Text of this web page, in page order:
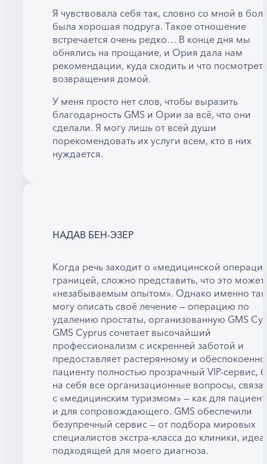
Я чувствовала себя так, словно со мной в
была хорошая подруга. Такое отношение
встречается очень редко… В конце дня мы
обнялись на прощание, и Ория дала нам
рекомендации, куда сходить и что
возвращения домой.
У меня просто нет слов, чтобы выразить
благодарность GMS и Ории за всё, что они
сделали. Я могу лишь от всей души
порекомендовать их услуги всем, кто в них
нуждается.
НАДАВ БЕН-ЭЗЕР
Когда речь заходит о «медицинской
границей, сложно представить, что это может
«незабываемым опытом». Однако именно
могу описать своё лечение — операцию по
удалению простаты, организованную GMS
GMS Cyprus сочетает высочайший
профессионализм с искренней заботой и
предоставляет растерянному и
пациенту полностью прозрачный VIP-сервис,
на себя все организационные вопросы,
с «медицинским туризмом» — как для
и для сопровождающего. GMS обеспечили
безупречный сервис — от подбора мировых
специалистов экстра-класса до клиники,
подходящей для моего диагноза.